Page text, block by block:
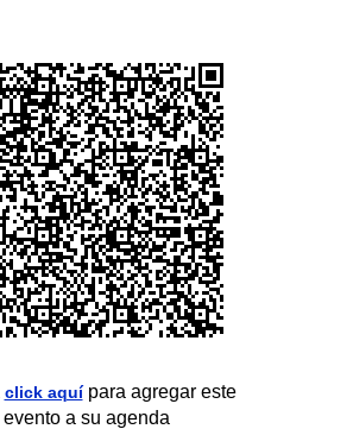
click aquípara agregar este
evento a su agenda